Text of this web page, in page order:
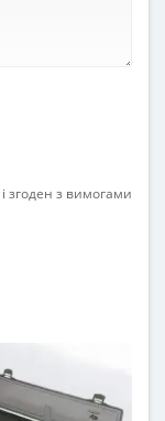
і згоден з вимогами